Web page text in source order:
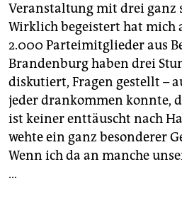
Veranstaltung mit drei ganz
Wirklich begeistert hat mich
2.000 Parteimitglieder aus
Brandenburg haben drei
diskutiert, Fragen gestellt –
jeder drankommen konnte,
ist keiner enttäuscht nach
wehte ein ganz besonderer
Wenn ich da an manche
…